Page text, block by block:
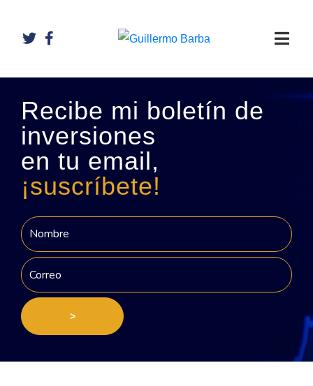
Recibe mi boletín de
inversiones
en tu email,
¡suscríbete!
>